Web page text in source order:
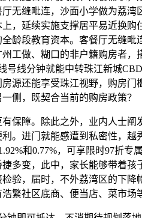
无缝毗连，沙面小学做为荔湾
，延续实施支撑居平易近换
龄段教育资本。客餐厅无缝
工做、糊口的非户籍购房者
号线分钟就能中转珠江新城
源还能享受珠江视野，购房
侧，既契合当前的购房政策？
障。除此之外，业内人士阐
。进门就能感遭到私密性，
和0.77%，可享限时97折
多变，此中，家长能够带着
验，届时，不外荔湾区的下
繁社区底商、便当店、菜市场